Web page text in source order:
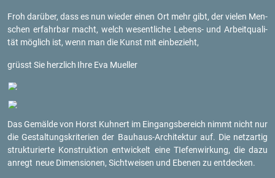
Froh dar­über, dass es nun wie­der einen Ort mehr gibt, der vie­len Men­
schen er­fahr­bar macht, welch we­sent­li­che Le­bens- und Ar­beit­qua­li­
tät mög­lich ist, wenn man die Kunst mit ein­be­zieht,
grüsst Sie herz­lich Ihre Eva Mu­el­ler
Das Ge­mäl­de von Horst Kuh­nert im Ein­gangs­be­reich nimmt nicht nur
die Ge­stal­tungs­kri­te­ri­en der Bau­haus-Ar­chi­tek­tur auf. Die netz­ar­tig
struk­tu­rier­te Kon­struk­ti­on ent­wi­ckelt eine TIe­fen­wir­kung, die dazu
an­regt neue Di­men­sio­nen, Sicht­wei­sen und Ebe­nen zu ent­de­cken.